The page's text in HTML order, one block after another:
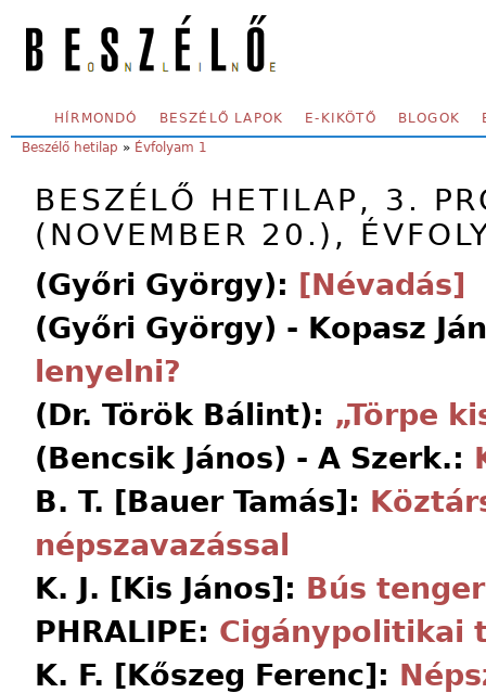
SECONDARY MENU
HÍRMONDÓ BESZÉLŐ LAPOK E-KIKÖTŐ BLOGOK
YOU ARE HERE:
Beszélő hetilap » Évfolyam 1
BESZÉLŐ HETILAP, 3.
(NOVEMBER 20.),
(Győri György): [Névadás]
(Győri György) - Kopasz
lenyelni?
(Dr. Török Bálint): „Törpe
(Bencsik János) - A Szerk.:
B. T. [Bauer Tamás]:
népszavazással
K. J. [Kis János]: Bús
PHRALIPE: Cigánypolitikai
K. F. [Kőszeg Ferenc]: